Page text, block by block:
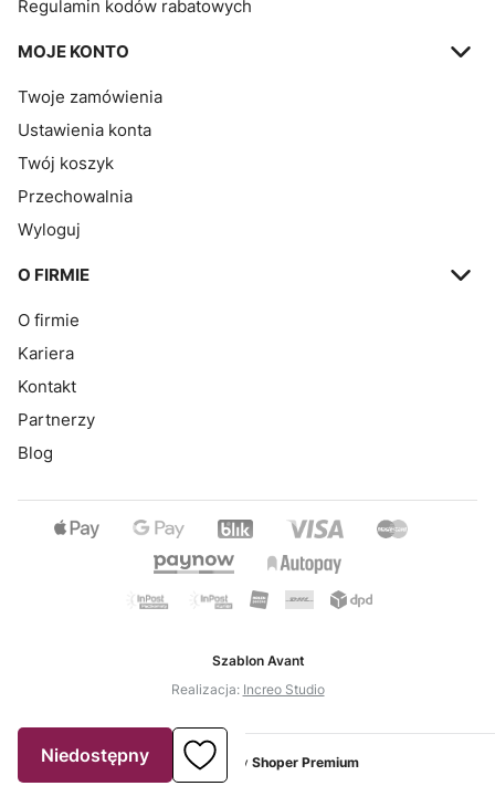
Regulamin kodów rabatowych
MOJE KONTO
Twoje zamówienia
Ustawienia konta
Twój koszyk
Przechowalnia
Wyloguj
O FIRMIE
O firmie
Kariera
Kontakt
Partnerzy
Blog
Szablon Avant
Realizacja: Increo Studio
Sklep internetowy Shoper Premium
Niedostępny